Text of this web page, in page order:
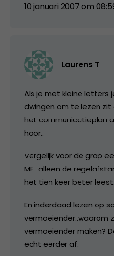
10 januari 2007 om
Laurens T
Als je met kleine letters
dwingen om te lezen zit
het communicatieplan
hoor..
Vergelijk voor de grap
MF.. alleen de
het tien keer beter leest.
En inderdaad lezen op
vermoeiender..waarom
vermoeiender maken?
echt eerder af.